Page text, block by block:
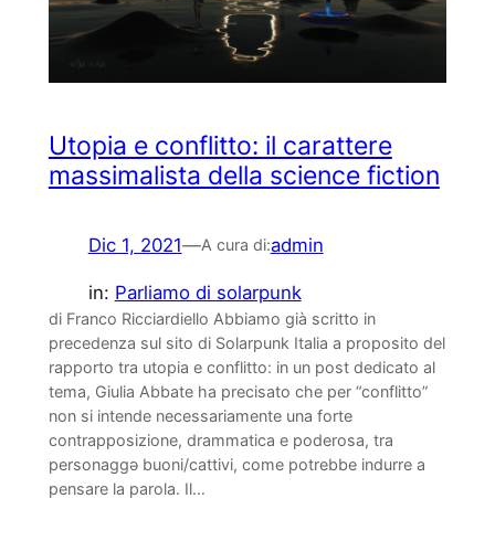
Utopia e conflitto: il carattere
massimalista della science fiction
Dic 1, 2021—A cura di:admin
in: Parliamo di solarpunk
di Franco Ricciardiello Abbiamo già scritto in
precedenza sul sito di Solarpunk Italia a proposito del
rapporto tra utopia e conflitto: in un post dedicato al
tema, Giulia Abbate ha precisato che per “conflitto”
non si intende necessariamente una forte
contrapposizione, drammatica e poderosa, tra
personaggǝ buoni/cattivi, come potrebbe indurre a
pensare la parola. Il…